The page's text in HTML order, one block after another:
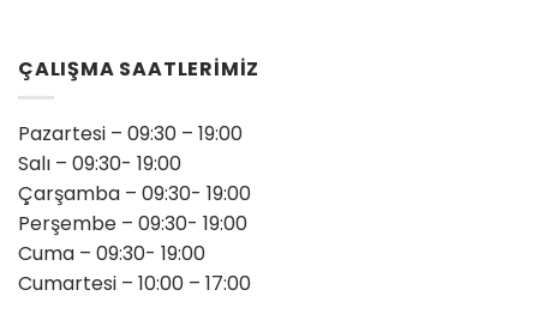
ÇALIŞMA SAATLERİMİZ
Pazartesi – 09:30 – 19:00
Salı – 09:30- 19:00
Çarşamba – 09:30- 19:00
Perşembe – 09:30- 19:00
Cuma – 09:30- 19:00
Cumartesi – 10:00 – 17:00